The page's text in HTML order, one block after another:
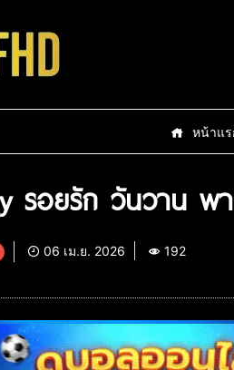
หน้าแร
รอยรัก วันวาน พาก
06 เม.ย. 2026 192